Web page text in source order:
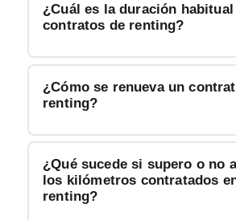
¿Cuál es la duración
contratos de renting?
¿Cómo se renueva un
renting?
¿Qué sucede si supero o no
los kilómetros contratados
renting?